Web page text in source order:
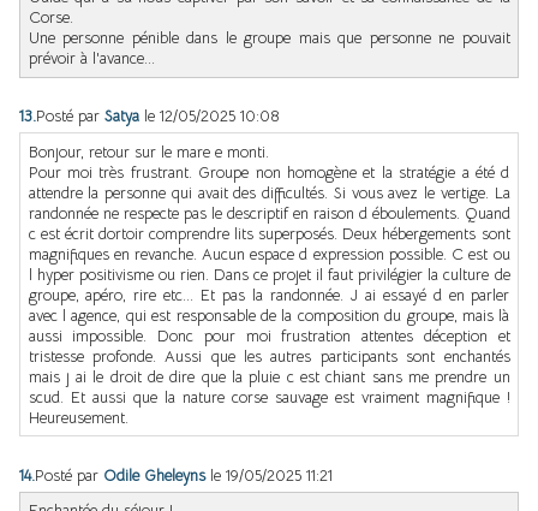
Corse.
Une personne pénible dans le groupe mais que personne ne pouvait
prévoir à l'avance...
13.Posté par Satya le 12/05/2025 10:08
Bonjour, retour sur le mare e monti.
Pour moi très frustrant. Groupe non homogène et la stratégie a été d
attendre la personne qui avait des difficultés. Si vous avez le vertige. La
randonnée ne respecte pas le descriptif en raison d éboulements. Quand
c est écrit dortoir comprendre lits superposés. Deux hébergements sont
magnifiques en revanche. Aucun espace d expression possible. C est ou
l hyper positivisme ou rien. Dans ce projet il faut privilégier la culture de
groupe, apéro, rire etc... Et pas la randonnée. J ai essayé d en parler
avec l agence, qui est responsable de la composition du groupe, mais là
aussi impossible. Donc pour moi frustration attentes déception et
tristesse profonde. Aussi que les autres participants sont enchantés
mais j ai le droit de dire que la pluie c est chiant sans me prendre un
scud. Et aussi que la nature corse sauvage est vraiment magnifique !
Heureusement.
14.Posté par Odile Gheleyns le 19/05/2025 11:21